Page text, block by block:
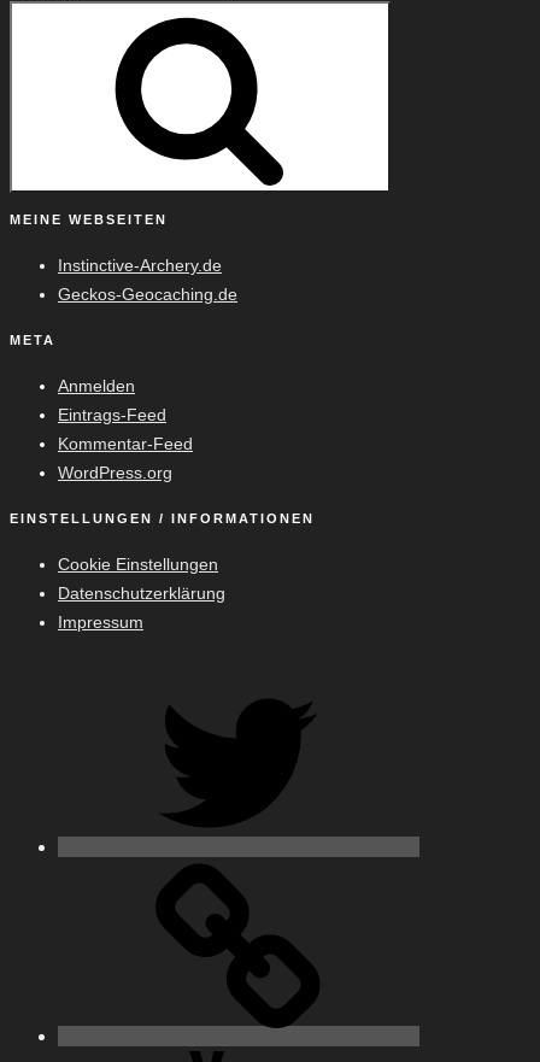
MEINE WEBSEITEN
Instinctive-Archery.de
Geckos-Geocaching.de
META
Anmelden
Eintrags-Feed
Kommentar-Feed
WordPress.org
EINSTELLUNGEN / INFORMATIONEN
Cookie Einstellungen
Datenschutzerklärung
Impressum